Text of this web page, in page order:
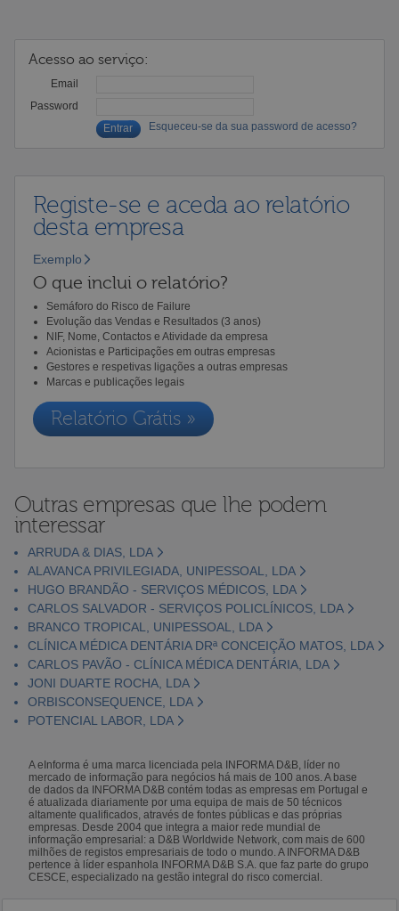
Acesso ao serviço:
Email
Password
Esqueceu-se da sua password de acesso?
Registe-se e aceda ao relatório
desta empresa
Exemplo
O que inclui o relatório?
Semáforo do Risco de Failure
Evolução das Vendas e Resultados (3 anos)
NIF, Nome, Contactos e Atividade da empresa
Acionistas e Participações em outras empresas
Gestores e respetivas ligações a outras empresas
Marcas e publicações legais
Relatório Grátis »
Outras empresas que lhe podem
interessar
ARRUDA & DIAS, LDA
ALAVANCA PRIVILEGIADA, UNIPESSOAL, LDA
HUGO BRANDÃO - SERVIÇOS MÉDICOS, LDA
CARLOS SALVADOR - SERVIÇOS POLICLÍNICOS, LDA
BRANCO TROPICAL, UNIPESSOAL, LDA
CLÍNICA MÉDICA DENTÁRIA DRª CONCEIÇÃO MATOS, LDA
CARLOS PAVÃO - CLÍNICA MÉDICA DENTÁRIA, LDA
JONI DUARTE ROCHA, LDA
ORBISCONSEQUENCE, LDA
POTENCIAL LABOR, LDA
A eInforma é uma marca licenciada pela INFORMA D&B, líder no
mercado de informação para negócios há mais de 100 anos. A base
de dados da INFORMA D&B contém todas as empresas em Portugal e
é atualizada diariamente por uma equipa de mais de 50 técnicos
altamente qualificados, através de fontes públicas e das próprias
empresas. Desde 2004 que integra a maior rede mundial de
informação empresarial: a D&B Worldwide Network, com mais de 600
milhões de registos empresariais de todo o mundo. A INFORMA D&B
pertence à líder espanhola INFORMA D&B S.A. que faz parte do grupo
CESCE, especializado na gestão integral do risco comercial.